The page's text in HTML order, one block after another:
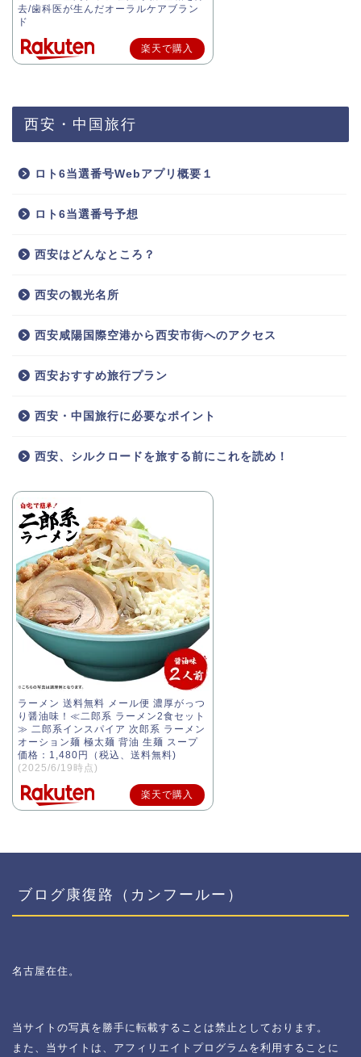
去/歯科医が生んだオーラルケアブラン
ド
楽天で購入
西安・中国旅行
ロト6当選番号Webアプリ概要１
ロト6当選番号予想
西安はどんなところ？
西安の観光名所
西安咸陽国際空港から西安市街へのアクセス
西安おすすめ旅行プラン
西安・中国旅行に必要なポイント
西安、シルクロードを旅する前にこれを読め！
ラーメン 送料無料 メール便 濃厚がっつ
り醤油味！≪二郎系 ラーメン2食セット
≫ 二郎系インスパイア 次郎系 ラーメン
オーション麺 極太麺 背油 生麺 スープ
価格：1,480円（税込、送料無料)
(2025/6/19時点)
楽天で購入
ブログ康復路（カンフールー）
名古屋在住。
当サイトの写真を勝手に転載することは禁止としております。
また、当サイトは、アフィリエイトプログラムを利用することに